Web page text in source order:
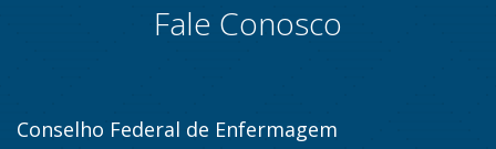
Fale Conosco
Conselho Federal de Enfermagem